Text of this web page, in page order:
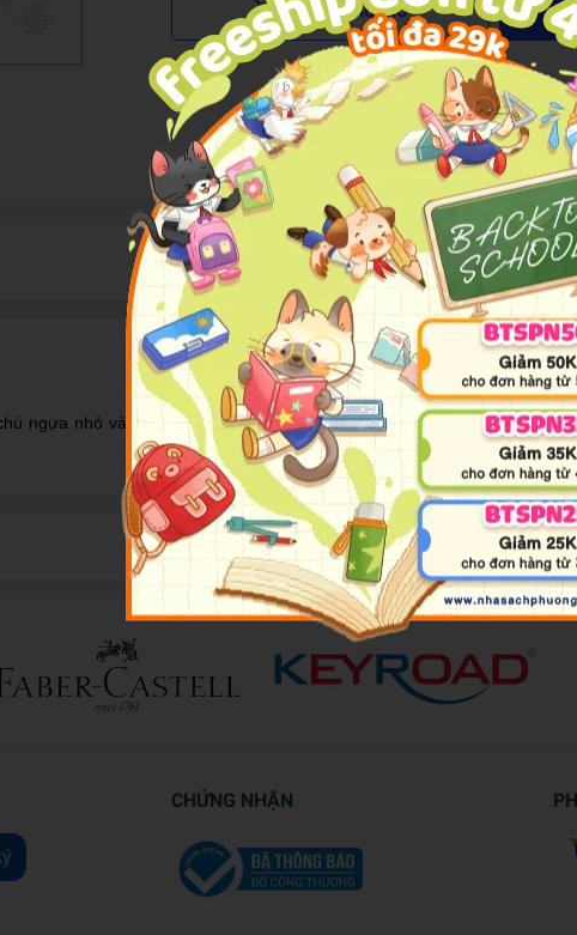
THÊM VÀO GIỎ
ngựa nhỏ và các bạn. Bé hãy sử dụng bút màu cùng với trí tưởng
CHỨNG NHẬN